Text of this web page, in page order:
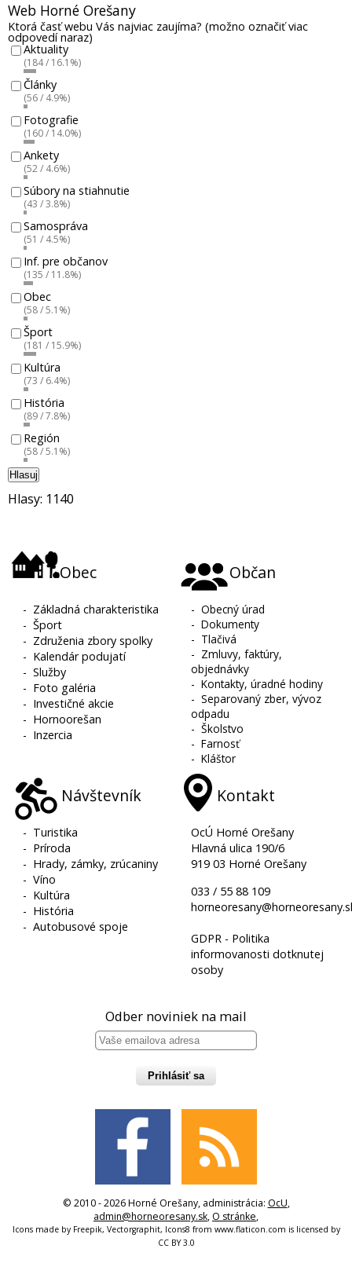
Web Horné Orešany
Ktorá časť webu Vás najviac zaujíma? (možno označiť viac
odpovedí naraz)
Aktuality
(184 / 16.1%)
Články
(56 / 4.9%)
Fotografie
(160 / 14.0%)
Ankety
(52 / 4.6%)
Súbory na stiahnutie
(43 / 3.8%)
Samospráva
(51 / 4.5%)
Inf. pre občanov
(135 / 11.8%)
Obec
(58 / 5.1%)
Šport
(181 / 15.9%)
Kultúra
(73 / 6.4%)
História
(89 / 7.8%)
Región
(58 / 5.1%)
Hlasuj
Hlasy: 1140
Obec
- Základná charakteristika
-Šport
- Združenia zbory spolky
- Kalendár podujatí
-Služby
- Foto galéria
- Investičné akcie
- Hornoorešan
- Inzercia
Občan
-Obecný úrad
-Dokumenty
- Tlačivá
- Zmluvy, faktúry,
objednávky
-Kontakty, úradné hodiny
-Separovaný zber, vývoz
odpadu
-Školstvo
-Farnosť
-Kláštor
Návštevník
- Turistika
- Príroda
- Hrady, zámky, zrúcaniny
-Víno
- Kultúra
- História
-Autobusové spoje
Kontakt
OcÚ Horné Orešany
Hlavná ulica 190/6
919 03 Horné Orešany
033 / 55 88 109
GDPR - Politika
informovanosti dotknutej
osoby
Odber noviniek na mail
Prihlásiť sa
© 2010 - 2026 Horné Orešany, administrácia: OcU,
admin@horneoresany.sk, O stránke,
Icons made by Freepik, Vectorgraphit, Icons8 from www.flaticon.com is licensed by
CC BY 3.0